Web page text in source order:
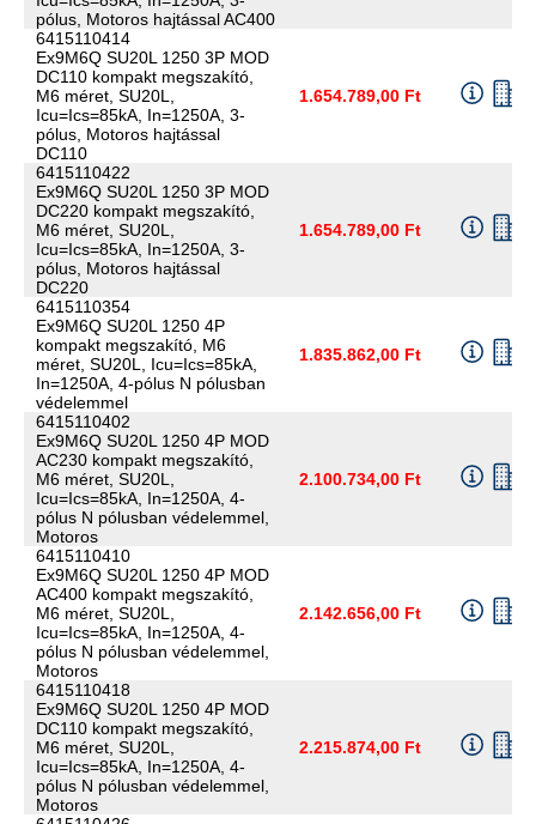
pólus, Motoros hajtással AC400
6415110414
Ex9M6Q SU20L 1250 3P MOD
DC110 kompakt megszakító,
M6 méret, SU20L,
Icu=Ics=85kA, In=1250A, 3-
pólus, Motoros hajtással
DC110
1.654.789,00 Ft
6415110422
Ex9M6Q SU20L 1250 3P MOD
DC220 kompakt megszakító,
M6 méret, SU20L,
Icu=Ics=85kA, In=1250A, 3-
pólus, Motoros hajtással
DC220
1.654.789,00 Ft
6415110354
Ex9M6Q SU20L 1250 4P
kompakt megszakító, M6
méret, SU20L, Icu=Ics=85kA,
In=1250A, 4-pólus N pólusban
védelemmel
1.835.862,00 Ft
6415110402
Ex9M6Q SU20L 1250 4P MOD
AC230 kompakt megszakító,
M6 méret, SU20L,
Icu=Ics=85kA, In=1250A, 4-
pólus N pólusban védelemmel,
Motoros
2.100.734,00 Ft
6415110410
Ex9M6Q SU20L 1250 4P MOD
AC400 kompakt megszakító,
M6 méret, SU20L,
Icu=Ics=85kA, In=1250A, 4-
pólus N pólusban védelemmel,
Motoros
2.142.656,00 Ft
6415110418
Ex9M6Q SU20L 1250 4P MOD
DC110 kompakt megszakító,
M6 méret, SU20L,
Icu=Ics=85kA, In=1250A, 4-
pólus N pólusban védelemmel,
Motoros
2.215.874,00 Ft